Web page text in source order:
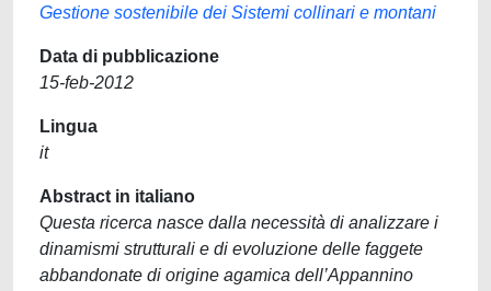
Gestione sostenibile dei Sistemi collinari e montani
Data di pubblicazione
15-feb-2012
Lingua
it
Abstract in italiano
Questa ricerca nasce dalla necessità di analizzare i
dinamismi strutturali e di evoluzione delle faggete
abbandonate di origine agamica dell’Appannino